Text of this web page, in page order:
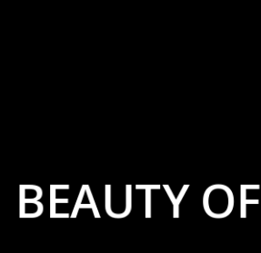
BEAUTY OF